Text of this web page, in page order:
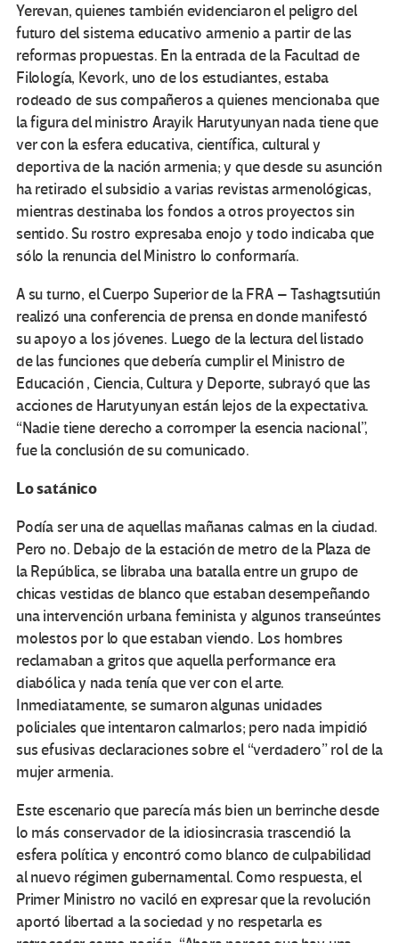
Yerevan, quienes también evidenciaron el peligro del
futuro del sistema educativo armenio a partir de las
reformas propuestas. En la entrada de la Facultad de
Filología, Kevork, uno de los estudiantes, estaba
rodeado de sus compañeros a quienes mencionaba que
la figura del ministro Arayik Harutyunyan nada tiene que
ver con la esfera educativa, científica, cultural y
deportiva de la nación armenia; y que desde su asunción
ha retirado el subsidio a varias revistas armenológicas,
mientras destinaba los fondos a otros proyectos sin
sentido. Su rostro expresaba enojo y todo indicaba que
sólo la renuncia del Ministro lo conformaría.
A su turno, el Cuerpo Superior de la FRA – Tashagtsutiún
realizó una conferencia de prensa en donde manifestó
su apoyo a los jóvenes. Luego de la lectura del listado
de las funciones que debería cumplir el Ministro de
Educación , Ciencia, Cultura y Deporte, subrayó que las
acciones de Harutyunyan están lejos de la expectativa.
“Nadie tiene derecho a corromper la esencia nacional”,
fue la conclusión de su comunicado.
Lo satánico
Podía ser una de aquellas mañanas calmas en la ciudad.
Pero no. Debajo de la estación de metro de la Plaza de
la República, se libraba una batalla entre un grupo de
chicas vestidas de blanco que estaban desempeñando
una intervención urbana feminista y algunos transeúntes
molestos por lo que estaban viendo. Los hombres
reclamaban a gritos que aquella performance era
diabólica y nada tenía que ver con el arte.
Inmediatamente, se sumaron algunas unidades
policiales que intentaron calmarlos; pero nada impidió
sus efusivas declaraciones sobre el “verdadero” rol de la
mujer armenia.
Este escenario que parecía más bien un berrinche desde
lo más conservador de la idiosincrasia trascendió la
esfera política y encontró como blanco de culpabilidad
al nuevo régimen gubernamental. Como respuesta, el
Primer Ministro no vaciló en expresar que la revolución
aportó libertad a la sociedad y no respetarla es